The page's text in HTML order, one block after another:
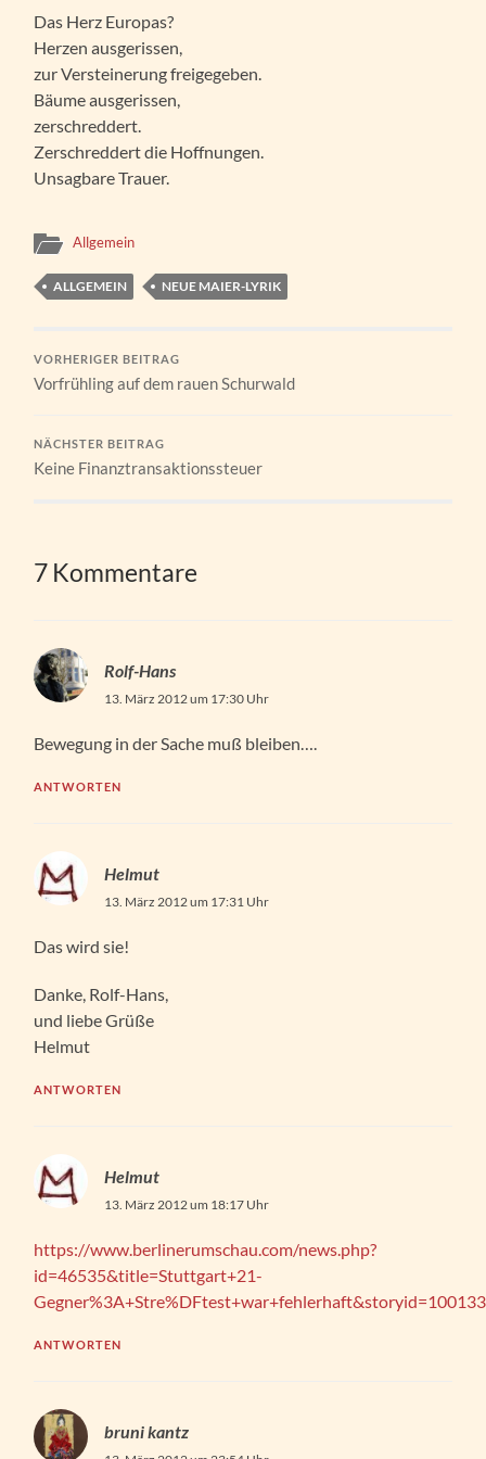
Das Herz Europas?
Herzen ausgerissen,
zur Versteinerung freigegeben.
Bäume ausgerissen,
zerschreddert.
Zerschreddert die Hoffnungen.
Unsagbare Trauer.
Allgemein
ALLGEMEIN NEUE MAIER-LYRIK
VORHERIGER BEITRAG
Vorfrühling auf dem rauen Schurwald
NÄCHSTER BEITRAG
Keine Finanztransaktionssteuer
7 Kommentare
Rolf-Hans
13. März 2012 um 17:30 Uhr
Bewegung in der Sache muß bleiben….
ANTWORTEN
Helmut
13. März 2012 um 17:31 Uhr
Das wird sie!
Danke, Rolf-Hans,
und liebe Grüße
Helmut
ANTWORTEN
Helmut
13. März 2012 um 18:17 Uhr
https://www.berlinerumschau.com/news.php?
id=46535&title=Stuttgart+21-
ANTWORTEN
bruni kantz